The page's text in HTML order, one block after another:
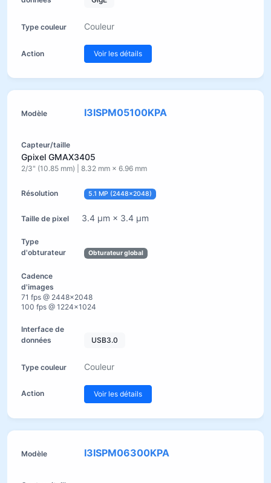
Couleur
Voir les détails
I3ISPM05100KPA
Gpixel GMAX3405
2/3" (10.85 mm) | 8.32 mm × 6.96 mm
5.1 MP (2448×2048)
3.4 µm × 3.4 µm
Obturateur global
71 fps @ 2448×2048
100 fps @ 1224×1024
USB3.0
Couleur
Voir les détails
I3ISPM06300KPA